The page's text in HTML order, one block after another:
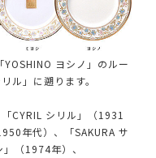
ヨシノ」のルー
ル」に遡ります。
CYRIL シリル」（1931
年代）、「SAKURA サ
（1974年）、